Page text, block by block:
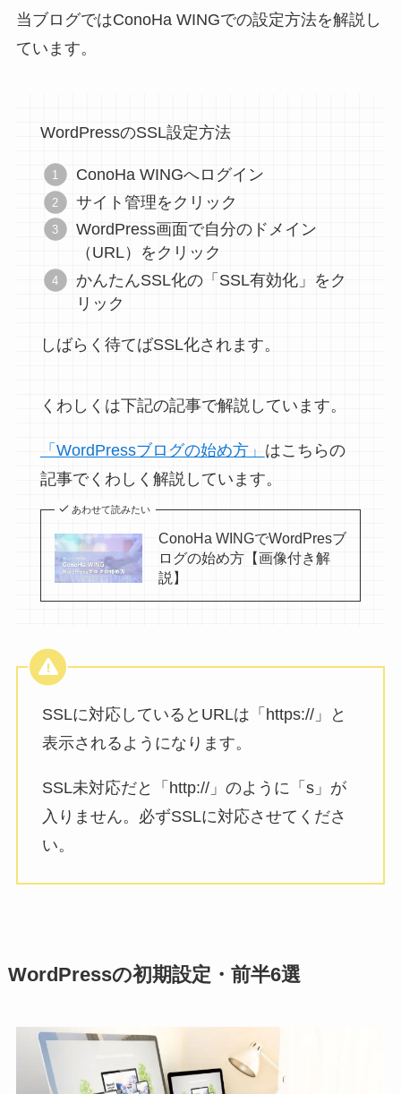
当ブログではConoHa WINGでの設定方法を解説し
ています。
WordPressのSSL設定方法
ConoHa WINGへログイン
サイト管理をクリック
WordPress画面で自分のドメイン
（URL）をクリック
かんたんSSL化の「SSL有効化」をク
リック
しばらく待てばSSL化されます。
くわしくは下記の記事で解説しています。
「WordPressブログの始め方」 はこちらの
記事でくわしく解説しています。
あわせて読みたい
ConoHa WINGでWordPresブ
ログの始め方【画像付き解
説】
SSLに対応しているとURLは「https://」と
表示されるようになります。
SSL未対応だと「http://」のように「s」が
入りません。必ずSSLに対応させてくださ
い。
WordPressの初期設定・前半6選